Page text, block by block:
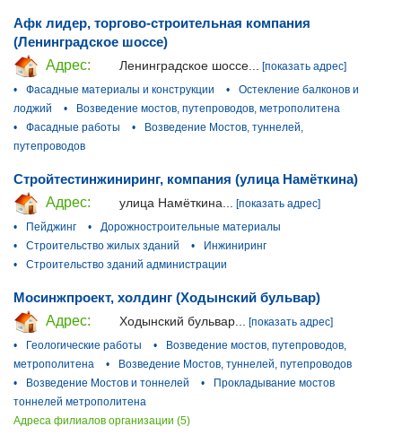
Афк лидер, торгово-строительная компания
(Ленинградское шоссе)
Адрес:
Ленинградское шоссе... [показать адрес]
•
Фасадные материалы и конструкции •
Остекление балконов и
лоджий
•
Возведение мостов, путепроводов, метрополитена
•
Фасадные работы •
Возведение Мостов, туннелей,
путепроводов
Стройтестинжиниринг, компания (улица Намёткина)
Адрес:
улица Намёткина...
[показать адрес]
•
Пейджинг •
Дорожностроительные материалы
•
Строительство жилых зданий •
Инжиниринг
•
Строительство зданий администрации
Мосинжпроект, холдинг (Ходынский бульвар)
Адрес:
Ходынский бульвар...
[показать адрес]
•
Геологические работы •
Возведение мостов, путепроводов,
метрополитена
•
Возведение Мостов, туннелей, путепроводов
•
Возведение Мостов и тоннелей •
Прокладывание мостов
тоннелей метрополитена
Адреса филиалов организации (5)